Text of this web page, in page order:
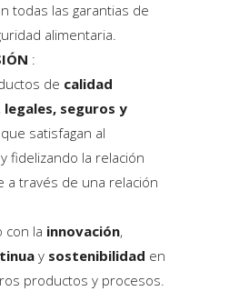
todas las garantias de
alimentaria.
:
de calidad
legales, seguros y
que satisfagan al
fidelizando la relación
a través de una relación
con la innovación,
y sostenibilidad en
productos y procesos.